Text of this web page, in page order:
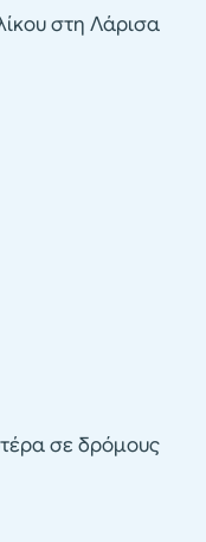
στη Λάρισα
σε δρόμους